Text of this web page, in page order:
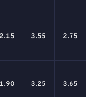
2.15 3.55 2.75
1.90 3.25 3.65